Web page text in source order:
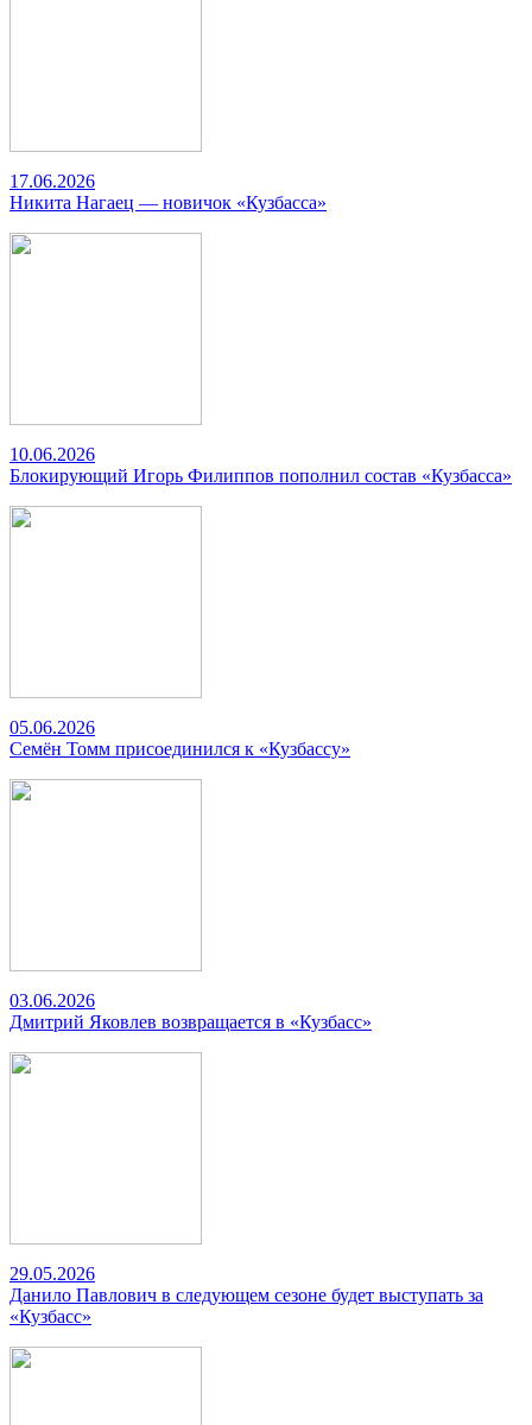
17.06.2026
Никита Нагаец — новичок «Кузбасса»
10.06.2026
Блокирующий Игорь Филиппов пополнил состав «Кузбасса»
05.06.2026
Семён Томм присоединился к «Кузбассу»
03.06.2026
Дмитрий Яковлев возвращается в «Кузбасс»
29.05.2026
Данило Павлович в следующем сезоне будет выступать за
«Кузбасс»